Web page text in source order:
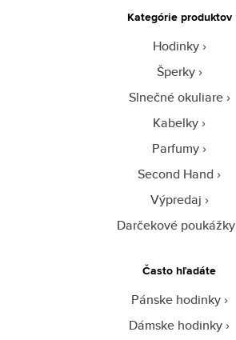
Kategórie produktov
Hodinky
Šperky
Slnečné okuliare
Kabelky
Parfumy
Second Hand
Výpredaj
Darčekové poukážky
Často hľadáte
Pánske hodinky
Dámske hodinky